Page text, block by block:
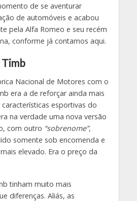
de se aventurar
de automóveis e acabou
pela Alfa Romeo e seu recém
conforme já contamos aqui.
Nacional de Motores com o
era a de reforçar ainda mais
esportivas do
na verdade uma nova versão
com outro “sobrenome”,
somente sob encomenda e
elevado. Era o preço da
tinham muito mais
diferenças. Aliás, as